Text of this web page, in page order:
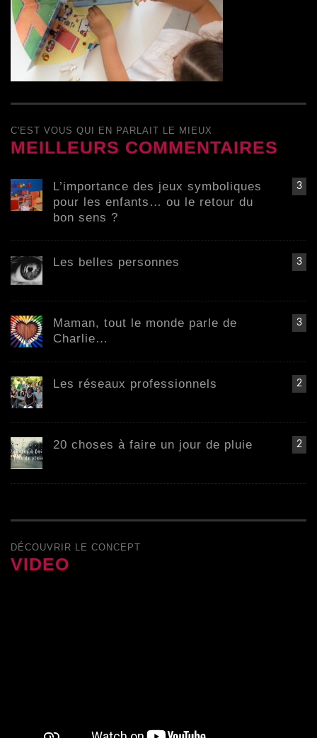
C'EST VOUS QUI EN PARLAIT LE MIEUX
MEILLEURS COMMENTAIRES
3
L’importance des jeux symboliques
pour les enfants… ou le retour du
bon sens ?
3
Les belles personnes
3
Maman, tout le monde parle de
Charlie…
2
Les réseaux professionnels
2
20 choses à faire un jour de pluie
DÉCOUVRIR LE CONCEPT
VIDEO